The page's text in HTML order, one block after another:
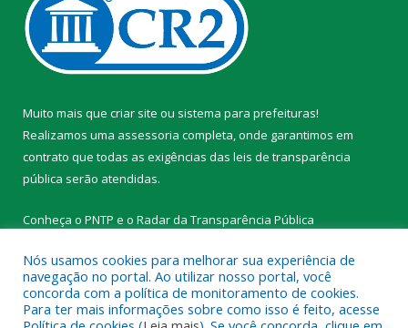
Muito mais que criar site ou sistema para prefeituras!
Realizamos uma assessoria completa, onde garantimos em
contrato que todas as exigências das leis de transparência
pública serão atendidas.
Conheça o PNTP e o Radar da Transparência Pública
Todos os direitos reservados a Prefeitura Municipal de
Nós usamos cookies para melhorar sua experiência de
navegação no portal. Ao utilizar nosso portal, você
concorda com a política de monitoramento de cookies.
Para ter mais informações sobre como isso é feito, acesse